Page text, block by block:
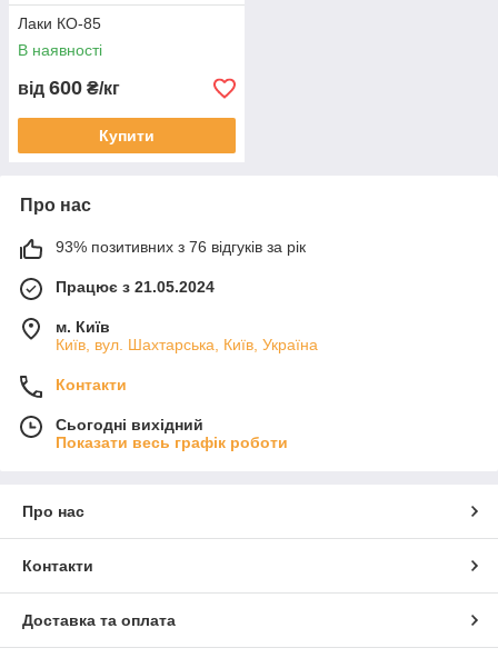
Лаки КО-85
В наявності
від 600 ₴/кг
Купити
Про нас
93% позитивних з 76 відгуків за рік
Працює з 21.05.2024
м. Київ
Київ, вул. Шахтарська, Київ, Україна
Контакти
Сьогодні вихідний
Показати весь графік роботи
Про нас
Контакти
Доставка та оплата